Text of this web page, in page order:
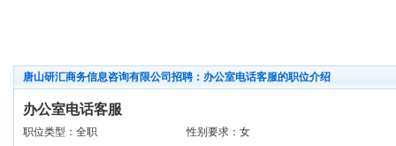
唐山研汇商务信息咨询有限公司招聘：办公室电话客服的职位介绍
办公室电话客服
职位类型：全职
性别要求：女